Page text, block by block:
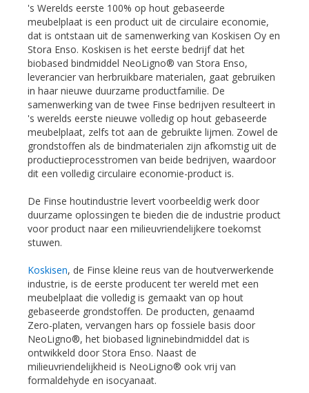
's Werelds eerste 100% op hout gebaseerde
meubelplaat is een product uit de circulaire economie,
dat is ontstaan uit de samenwerking van Koskisen Oy en
Stora Enso. Koskisen is het eerste bedrijf dat het
biobased bindmiddel NeoLigno® van Stora Enso,
leverancier van herbruikbare materialen, gaat gebruiken
in haar nieuwe duurzame productfamilie. De
samenwerking van de twee Finse bedrijven resulteert in
's werelds eerste nieuwe volledig op hout gebaseerde
meubelplaat, zelfs tot aan de gebruikte lijmen. Zowel de
grondstoffen als de bindmaterialen zijn afkomstig uit de
productieprocesstromen van beide bedrijven, waardoor
dit een volledig circulaire economie-product is.
De Finse houtindustrie levert voorbeeldig werk door
duurzame oplossingen te bieden die de industrie product
voor product naar een milieuvriendelijkere toekomst
stuwen.
Koskisen, de Finse kleine reus van de houtverwerkende
industrie, is de eerste producent ter wereld met een
meubelplaat die volledig is gemaakt van op hout
gebaseerde grondstoffen. De producten, genaamd
Zero-platen, vervangen hars op fossiele basis door
NeoLigno®, het biobased ligninebindmiddel dat is
ontwikkeld door Stora Enso. Naast de
milieuvriendelijkheid is NeoLigno® ook vrij van
formaldehyde en isocyanaat.